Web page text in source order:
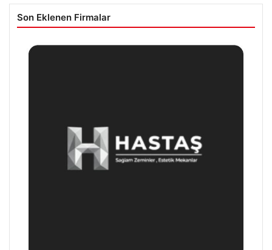
Son Eklenen Firmalar